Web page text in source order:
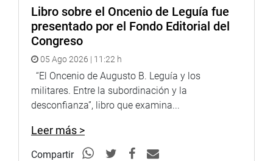
Libro sobre el Oncenio de Leguía fue
presentado por el Fondo Editorial del
Congreso
05 Ago 2026 | 11:22 h
“El Oncenio de Augusto B. Leguía y los
militares. Entre la subordinación y la
desconfianza”, libro que examina...
Leer más >
Compartir